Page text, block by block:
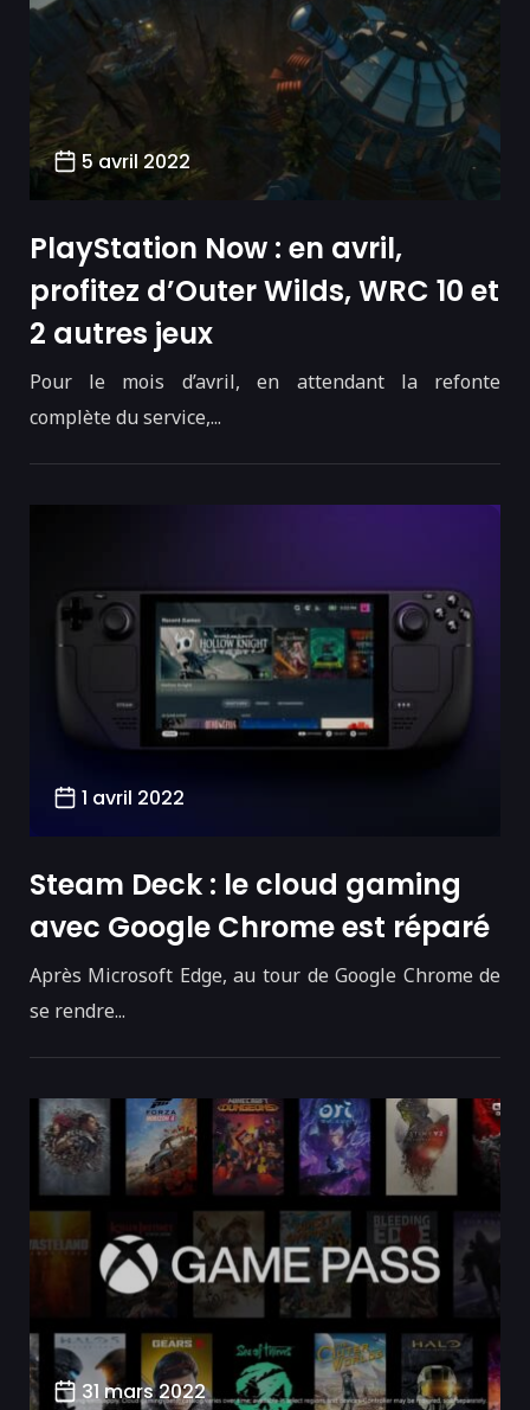
5 avril 2022
PlayStation Now : en avril,
profitez d’Outer Wilds, WRC 10 et
2 autres jeux
Pour le mois d’avril, en attendant la refonte
complète du service,...
1 avril 2022
Steam Deck : le cloud gaming
avec Google Chrome est réparé
Après Microsoft Edge, au tour de Google Chrome de
se rendre...
31 mars 2022